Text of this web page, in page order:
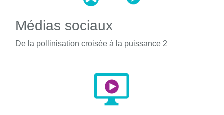
Médias sociaux
De la pollinisation croisée à la puissance 2